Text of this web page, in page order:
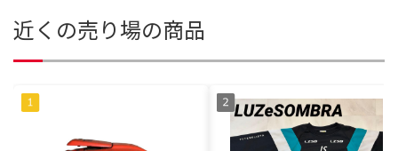
近くの売り場の商品